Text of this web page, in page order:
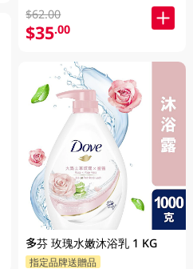
$62.00
$35.00
多芬 玫瑰水嫩沐浴乳 1 KG
指定品牌送贈品